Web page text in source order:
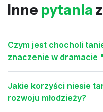
Inne pytania
Czym jest chocholi
znaczenie w dramacie
Jakie korzyści niesie
rozwoju młodzieży?